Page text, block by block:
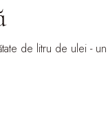
de litru de ulei -